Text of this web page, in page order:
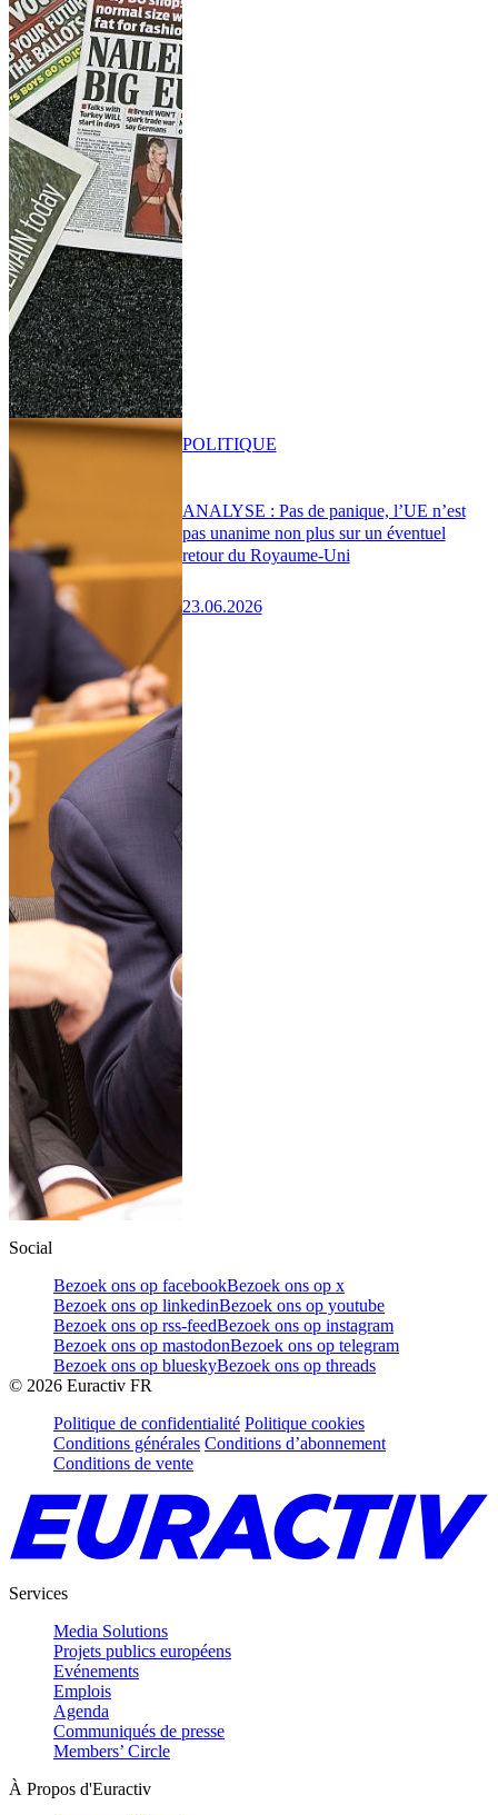
ANALYSE : Pas de panique, l’UE n’est
pas unanime non plus sur un éventuel
retour du Royaume-Uni
23.06.2026
POLITIQUE
Social
Bezoek ons op facebookBezoek ons op x
Bezoek ons op linkedinBezoek ons op youtube
Bezoek ons op rss-feedBezoek ons op instagram
Bezoek ons op mastodonBezoek ons op telegram
Bezoek ons op blueskyBezoek ons op threads
© 2026 Euractiv FR
Politique de confidentialité Politique cookies
Conditions générales Conditions d’abonnement
Conditions de vente
Services
Media Solutions
Projets publics européens
Evénements
Emplois
Agenda
Communiqués de presse
Members’ Circle
À Propos d'Euractiv